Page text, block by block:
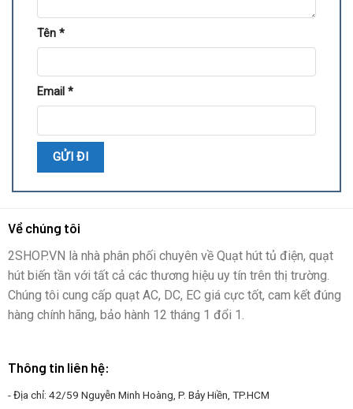
Tên *
Email *
Về chúng tôi
2SHOP.VN là nhà phân phối chuyên về Quạt hút tủ điện, quạt
hút biến tần với tất cả các thương hiệu uy tín trên thị trường.
Chúng tôi cung cấp quạt AC, DC, EC giá cực tốt, cam kết đúng
hàng chính hãng, bảo hành 12 tháng 1 đổi 1.
Thông tin liên hệ:
- Địa chỉ: 42/59 Nguyễn Minh Hoàng, P. Bảy Hiền, TP.HCM